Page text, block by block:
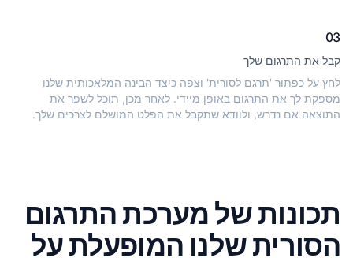
03
קבל את התרגום שלך
לחץ על כפתור 'תרגם לסורית' וצפה כיצד הבינה המלאכותית שלנו
מספקת לך את התרגום באופן מיידי. לאחר מכן, תוכל לשפר את
התוצאה אם ​​נדרש, ולוודא שתקבל את הפלט המושלם לצרכים שלך.
תכונות של מערכת התרגום
הסורית שלנו המופעלת על